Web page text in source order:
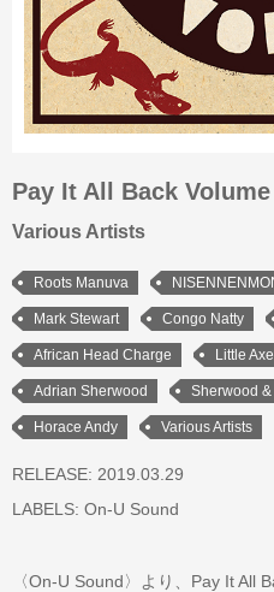
Pay It All Back
Various Artists
Roots Manuva
Mark Stewart Congo Natty
African Head Charge Little Axe
Adrian Sherwood Sherwood &
Horace Andy Various Artists
RELEASE: 2019.03.29
LABELS: On-U Sound
〈On-U Sound〉より、Pay It All